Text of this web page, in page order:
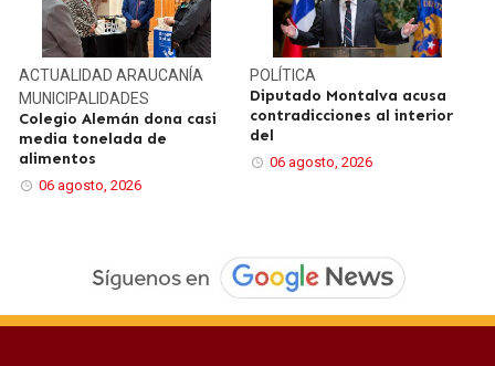
ACTUALIDADARAUCANÍA
MUNICIPALIDADES
Colegio Alemán dona casi
media tonelada de
alimentos
06 agosto, 2026
POLÍTICA
Diputado Montalva acusa
contradicciones al interior
del
06 agosto, 2026